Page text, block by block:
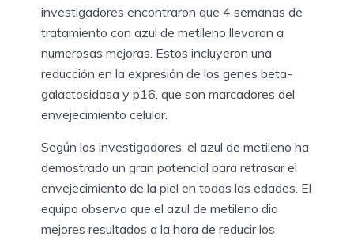
investigadores encontraron que 4 semanas de
tratamiento con azul de metileno llevaron a
numerosas mejoras. Estos incluyeron una
reducción en la expresión de los genes beta-
galactosidasa y p16, que son marcadores del
envejecimiento celular.
Según los investigadores, el azul de metileno ha
demostrado un gran potencial para retrasar el
envejecimiento de la piel en todas las edades. El
equipo observa que el azul de metileno dio
mejores resultados a la hora de reducir los